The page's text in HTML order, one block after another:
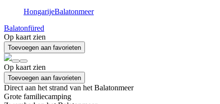
HongarijeBalatonmeer
Balatonfüred
Op kaart zien
Toevoegen aan favorieten
Op kaart zien
Toevoegen aan favorieten
Direct aan het strand van het Balatonmeer
Grote familiecamping